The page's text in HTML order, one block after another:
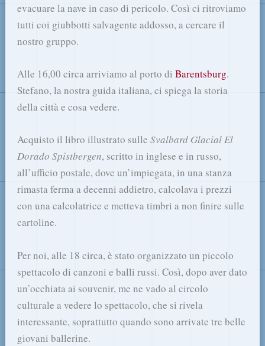
evacuare la nave in caso di pericolo. Così ci ritroviamo
tutti coi giubbotti salvagente addosso, a cercare il
nostro gruppo.
Alle 16,00 circa arriviamo al porto diBarentsburg.
Stefano, la nostra guida italiana, ci spiega la storia
della città e cosa vedere.
Acquisto il libro illustrato sulleSvalbard Glacial El
Dorado Spistbergen, scritto in inglese e in russo,
all’ufficio postale, dove un’impiegata, in una stanza
rimasta ferma a decenni addietro, calcolava i prezzi
con una calcolatrice e metteva timbri a non finire sulle
cartoline.
Per noi, alle 18 circa, è stato organizzato un piccolo
spettacolo di canzoni e balli russi. Così, dopo aver dato
un’occhiata ai souvenir, me ne vado al circolo
culturale a vedere lo spettacolo, che si rivela
interessante, soprattutto quando sono arrivate tre belle
giovani ballerine.